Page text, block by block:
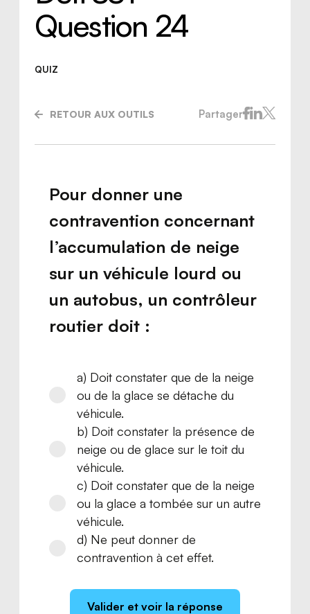
RMPPÉ
Nous joindre
Question 24
QUIZ
RETOUR AUX OUTILS Partager
Pour donner une
contravention concernant
l’accumulation de neige
sur un véhicule lourd ou
un autobus, un contrôleur
routier doit :
a) Doit constater que de la neige
ou de la glace se détache du
véhicule.
b) Doit constater la présence de
neige ou de glace sur le toit du
véhicule.
c) Doit constater que de la neige
ou la glace a tombée sur un autre
véhicule.
d) Ne peut donner de
contravention à cet effet.
Valider et voir la réponse